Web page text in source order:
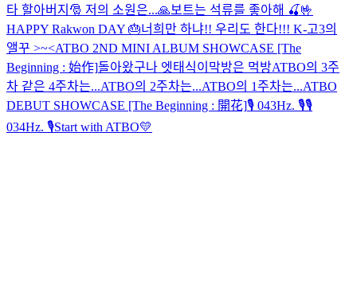
타 할아버지🎅 저의 소원은...🙏보트는 석류를 좋아해 🍒🤟
HAPPY Rakwon DAY 🎂너희만 하냐!! 우리도 한다!!! K-고3의
앨꾸 >~<ATBO 2ND MINI ALBUM SHOWCASE [The
Beginning : 始作]돌아왔구나 엣태식이 막방은 먹방ATBO의 3주
차 같은 4주차는...ATBO의 2주차는...ATBO의 1주차는...ATBO
DEBUT SHOWCASE [The Beginning : 開花]🎙 043Hz. 🎙🎙
034Hz. 🎙Start with ATBO💛